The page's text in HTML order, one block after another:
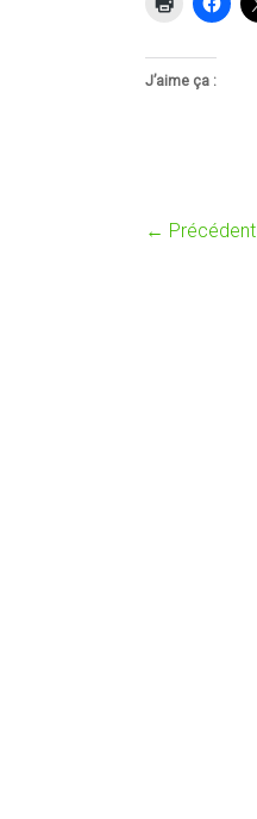
J’aime ça :
← Précédent